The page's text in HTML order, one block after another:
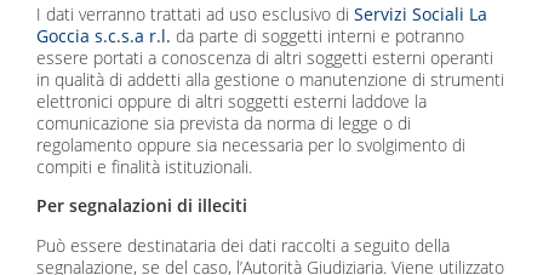
I dati verranno trattati ad uso esclusivo diServizi Sociali La
Goccia s.c.s.a r.l. da parte di soggetti interni e potranno
essere portati a conoscenza di altri soggetti esterni operanti
in qualità di addetti alla gestione o manutenzione di strumenti
elettronici oppure di altri soggetti esterni laddove la
comunicazione sia prevista da norma di legge o di
regolamento oppure sia necessaria per lo svolgimento di
compiti e finalità istituzionali.
Per segnalazioni di illeciti
Può essere destinataria dei dati raccolti a seguito della
segnalazione, se del caso, l’Autorità Giudiziaria. Viene utilizzato